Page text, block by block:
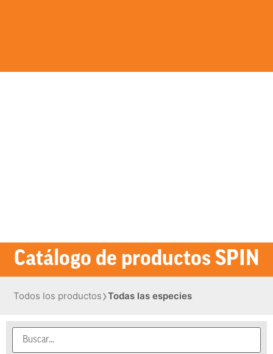
Catálogo de productos SPIN
Todos los productos›Todas las especies